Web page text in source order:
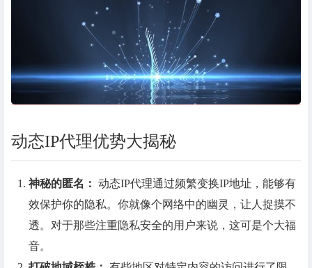
动态IP代理优势大揭秘
神秘的匿名： 动态IP代理通过频繁变换IP地址，能够有
效保护你的隐私。你就像个网络中的幽灵，让人捉摸不
透。对于那些注重隐私安全的用户来说，这可是个大福
音。